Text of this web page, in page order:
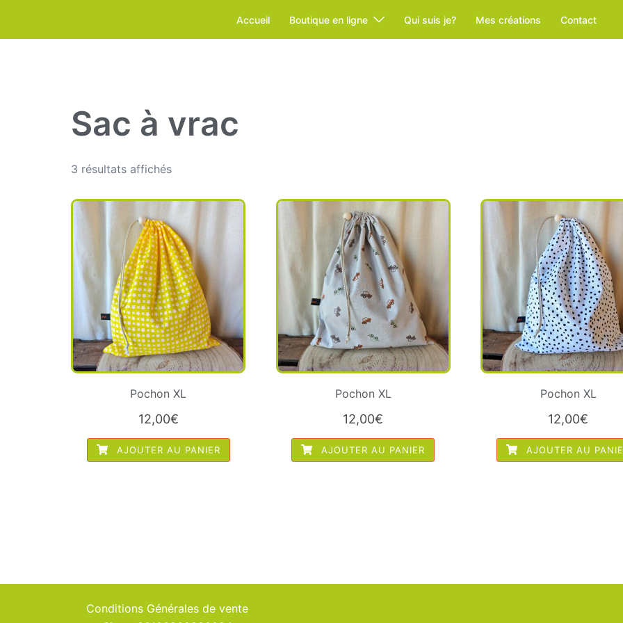
Accueil Boutique en ligne Qui suis je? Mes créations Contact
Sac à vrac
3 résultats affichés
Pochon XL
12,00€
AJOUTER AU PANIER
Pochon XL
12,00€
AJOUTER AU PANIER
Pochon XL
12,00€
AJOUTER AU
Conditions Générales de vente